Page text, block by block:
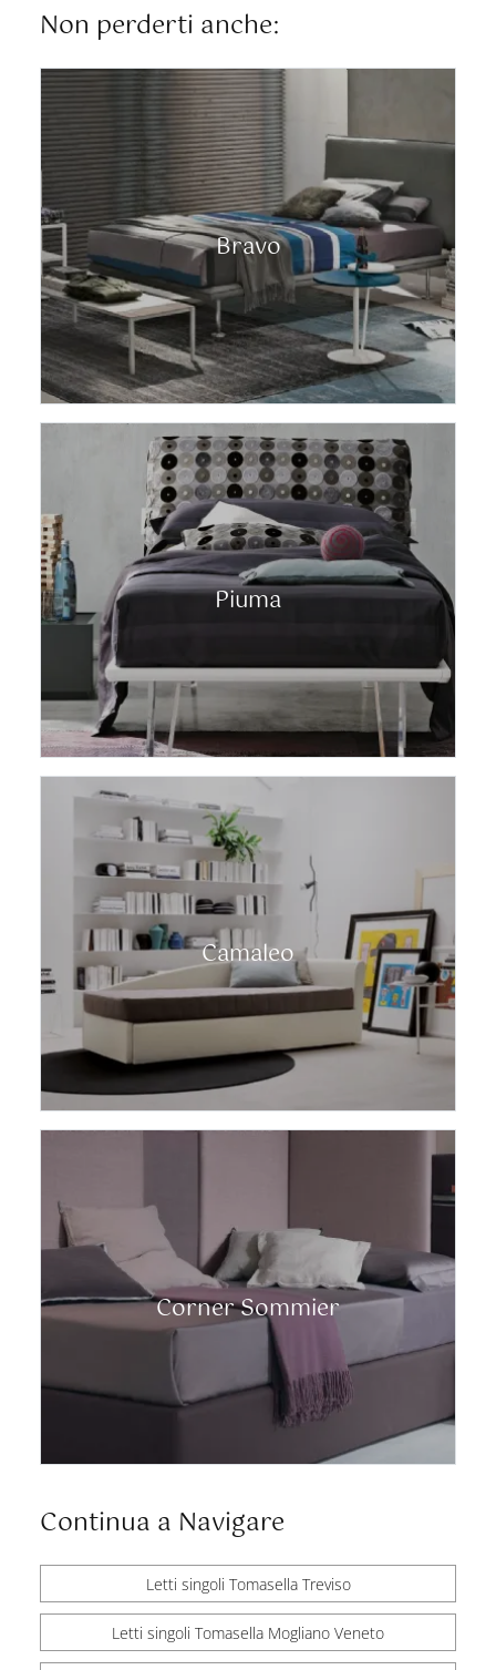
Non perderti anche:
Bravo
Piuma
Camaleo
Corner Sommier
Continua a Navigare
Letti singoli Tomasella Treviso
Letti singoli Tomasella Mogliano Veneto